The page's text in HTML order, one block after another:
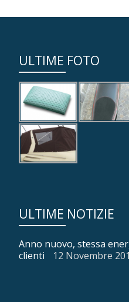
ULTIME FOTO
ULTIME NOTIZIE
Anno nuovo, stessa
clienti
12 Novembre